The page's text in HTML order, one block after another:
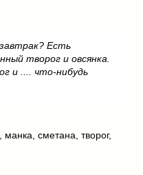
Есть
творог и овсянка.
и .... что-нибудь
манка сметана творог,